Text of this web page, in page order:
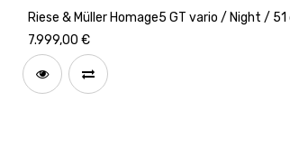
Riese & Müller Homage5 GT vario / Night /
GX / Puce RX Chip / Code de
7.999,00 €